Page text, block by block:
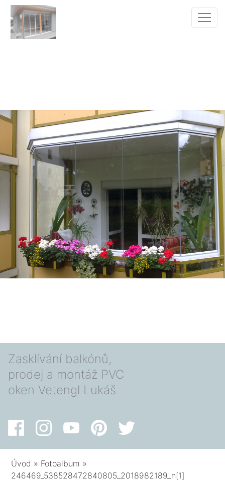
Zasklívání balkónů,
prodej a montáž PVC
oken Vetengl Lukáš
Úvod » Fotoalbum »
246469_538528472840805_2018982189_n[1]